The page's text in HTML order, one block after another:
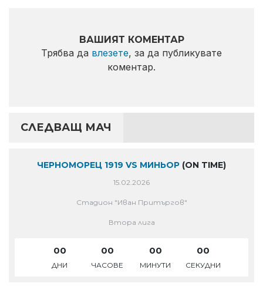
ВАШИЯТ КОМЕНТАР
Трябва да влезете, за да публикувате
коментар.
СЛЕДВАЩ МАЧ
ЧЕРНОМОРЕЦ 1919 VS МИНЬОР (ON TIME)
15.02.2026
Стадион "Иван Притъргов"
Втора лига
00
ДНИ
00
ЧАСОВЕ
00
МИНУТИ
00
СЕКУДНИ